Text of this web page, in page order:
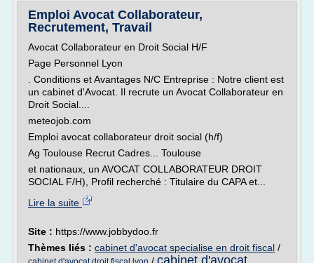
Emploi Avocat Collaborateur,
Recrutement, Travail
Avocat Collaborateur en Droit Social H/F
Page Personnel Lyon
. Conditions et Avantages N/C Entreprise : Notre client est
un cabinet d'Avocat. Il recrute un Avocat Collaborateur en
Droit Social....
meteojob.com
Emploi avocat collaborateur droit social (h/f)
Ag Toulouse Recrut Cadres... Toulouse
et nationaux, un AVOCAT COLLABORATEUR DROIT
SOCIAL F/H), Profil recherché : Titulaire du CAPA et...
Lire la suite
Site : https://www.jobbydoo.fr
Thèmes liés : cabinet d'avocat specialise en droit fiscal /
cabinet d'avocat